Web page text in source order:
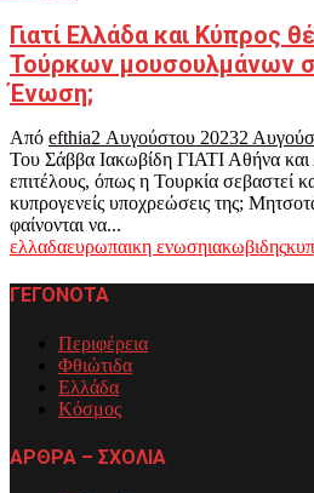
Γιατί Ελλάδα και Κύπρος
Τούρκων μουσουλμάνων
Ένωση;
Από efthia2 Αυγούστου 20232
Του Σάββα Ιακωβίδη ΓΙΑΤΙ Αθήνα και
επιτέλους, όπως η Τουρκία σεβαστεί
κυπρογενείς υποχρεώσεις της;
φαίνονται να...
ελλαδαευρωπαικη ενωσηιακωβιδης
ΓΕΓΟΝΟΤΑ
Περιφέρεια
Φθιώτιδα
Ελλάδα
Κόσμος
ΑΡΘΡΑ – ΣΧΟΛΙΑ